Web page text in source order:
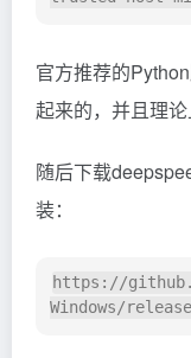
官方推荐的
起来的，并且理论
随后下载
装：
https://